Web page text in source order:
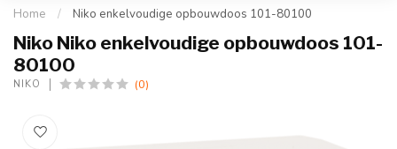
Home / Niko enkelvoudige opbouwdoos 101-80100
Niko Niko enkelvoudige opbouwdoos 101-
80100
NIKO (0)